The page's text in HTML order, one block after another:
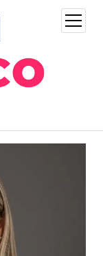
open
menu